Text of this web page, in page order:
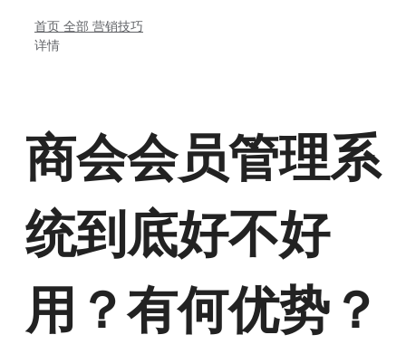
首页 全部 营销技巧
详情
商会会员管理系
统到底好不好
用？有何优势？